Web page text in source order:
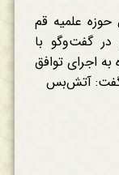
علمیه قم
در گفت‌وگو با
به اجرای توافق
گفت: آتش‌بس